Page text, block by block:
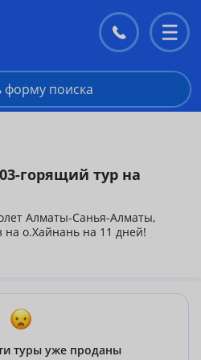
Контакты
меню
форму поиска
горящий тур на
Алматы-Санья-Алматы,
на о.Хайнань на 11 дней!
View
Ocean view Room проживание с
2041$
туры уже проданы